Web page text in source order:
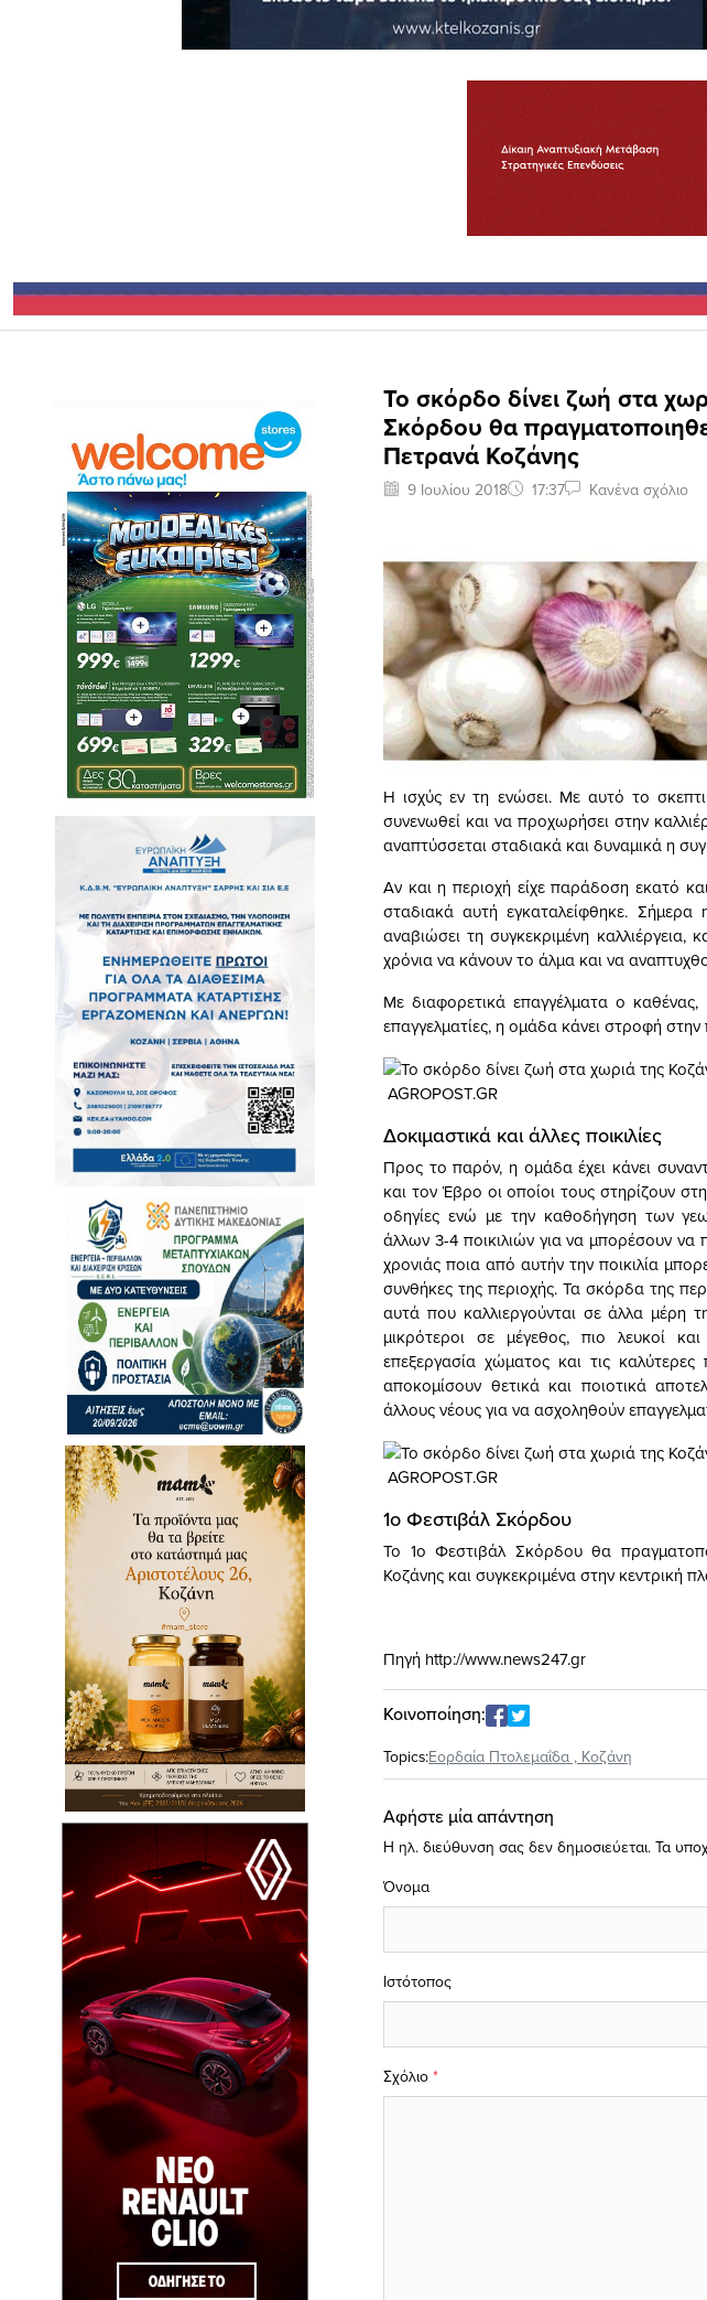
Το σκόρδο δίνει ζωή στα
Σκόρδου θα
Πετρανά Κοζάνης
9 Ιουλίου 2018 17:37 Κανένα σχόλιο
Η ισχύς εν τη ενώσει. Με αυτό το
συνενωθεί και να προχωρήσει στην
αναπτύσσεται σταδιακά και δυναμικά η
Αν και η περιοχή είχε παράδοση εκατό
σταδιακά αυτή εγκαταλείφθηκε.
αναβιώσει τη συγκεκριμένη
χρόνια να κάνουν το άλμα και να
Με διαφορετικά επαγγέλματα ο
επαγγελματίες, η ομάδα κάνει στροφή
AGROPOST.GR
Δοκιμαστικά και άλλες ποικιλίες
Προς το παρόν, η ομάδα έχει κάνει
και τον Έβρο οι οποίοι τους στηρίζουν
οδηγίες ενώ με την καθοδήγηση των
άλλων 3-4 ποικιλιών για να μπορέσουν
χρονιάς ποια από αυτήν την ποικιλία
συνθήκες της περιοχής. Τα σκόρδα της
αυτά που καλλιεργούνται σε άλλα μέρη
μικρότεροι σε μέγεθος, πιο λευκοί
επεξεργασία χώματος και τις
αποκομίσουν θετικά και ποιοτικά
άλλους νέους για να ασχοληθούν
AGROPOST.GR
1ο Φεστιβάλ Σκόρδου
Το 1ο Φεστιβάλ Σκόρδου θα
Κοζάνης και συγκεκριμένα στην κεντρική
Πηγή http://www.news247.gr
Κοινοποίηση:
Topics:Εορδαία Πτολεμαΐδα , Κοζάνη
Αφήστε μία απάντηση
Η ηλ. διεύθυνση σας δεν δημοσιεύεται. Τα
Σχόλιο *
Όνομα
Ιστότοπος